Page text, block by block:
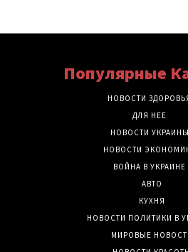
Популярные
НОВОСТИ
ДЛЯ НЕЕ
НОВОСТИ УКРАИНЫ
НОВОСТИ
ВОЙНА В УКРАИНЕ
АВТО
КУХНЯ
НОВОСТИ ПОЛИТИКИ В
МИРОВЫЕ